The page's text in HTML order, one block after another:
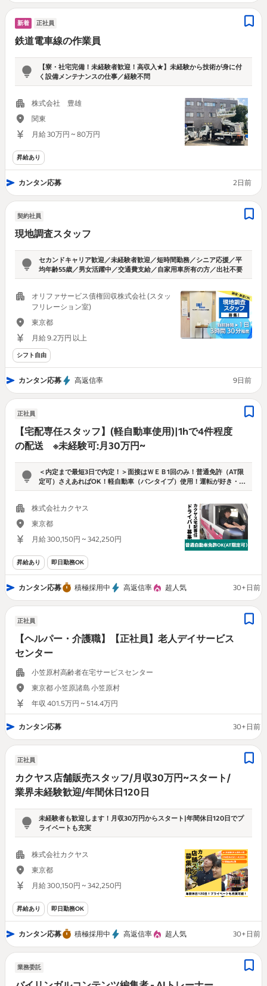
新着 正社員
鉄道電車線の作業員
【寮・社宅完備！未経験者歓迎！高収入★】未経験から技術が身に付
く設備メンテナンスの仕事／経験不問
株式会社 豊雄
関東
月給 30万円 ~ 80万円
昇給あり
カンタン応募 2日前
契約社員
現地調査スタッフ
セカンドキャリア歓迎／未経験者歓迎／短時間勤務／シニア応援／平
均年齢55歳／男女活躍中／交通費支給／自家用車所有の方／出社不要
オリファサービス債権回収株式会社 (スタッ
フリレーション室)
東京都
月給 9.2万円 以上
シフト自由
カンタン応募 高返信率 9日前
正社員
【宅配専任スタッフ】(軽自動車使用)|1hで4件程度
の配送 ※未経験可:月30万円~
＜内定まで最短3日で内定！＞面接はＷＥＢ1回のみ！普通免許（AT限
定可）さえあればOK！軽自動車（バンタイプ）使用！運転が好き・慣
れている方なら大歓迎です！
株式会社カクヤス
東京都
月給 300,150円 ~ 342,250円
昇給あり 即日勤務OK
カンタン応募 積極採用中 高返信率 超人気 30+日前
正社員
【ヘルパー・介護職】【正社員】老人デイサービス
センター
小笠原村高齢者在宅サービスセンター
東京都 小笠原諸島 小笠原村
年収 401.5万円 ~ 514.4万円
カンタン応募 30+日前
正社員
カクヤス店舗販売スタッフ/月収30万円~スタート/
業界未経験歓迎/年間休日120日
未経験者も歓迎します！月収30万円からスタート|年間休日120日でプ
ライベートも充実
株式会社カクヤス
東京都
月給 300,150円 ~ 342,250円
昇給あり 即日勤務OK
カンタン応募 積極採用中 高返信率 超人気 30+日前
業務委託